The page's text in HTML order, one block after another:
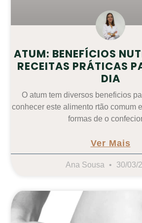
ATUM: BENEFÍCIOS
RECEITAS PRÁTICAS
DIA
O atum tem diversos beneficios
conhecer este alimento rtão comum
formas de o
Ver Mais
Ana Sousa 30/03/